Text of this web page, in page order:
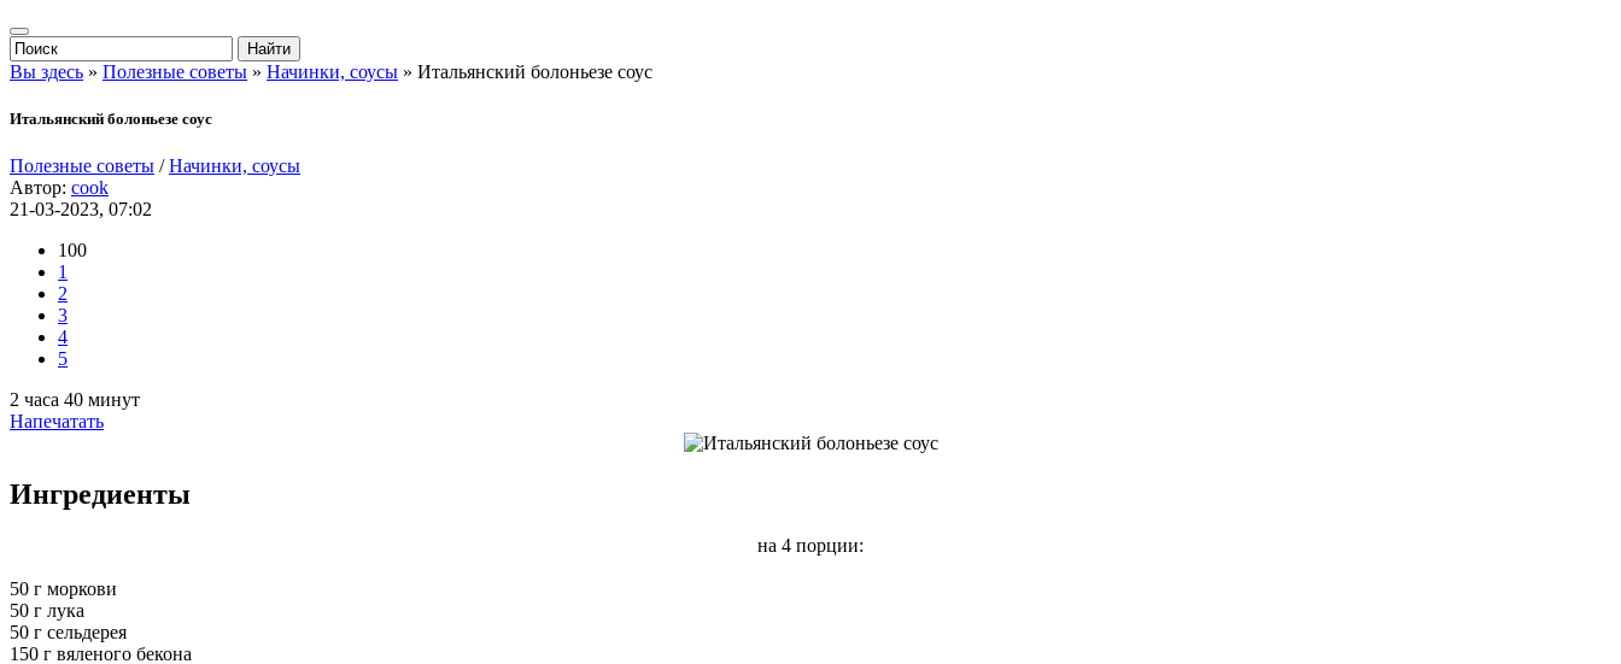
Вы здесь » Полезные советы » Начинки, соусы » Итальянский болоньезе соус
Итальянский болоньезе соус
Полезные советы /Начинки, соусы
Автор: cook
21-03-2023, 07:02
100
1
2
3
4
5
2 часа 40 минут
Напечатать
Ингредиенты
на 4 порции:
50 г моркови
50 г лука
50 г сельдерея
150 г вяленого бекона